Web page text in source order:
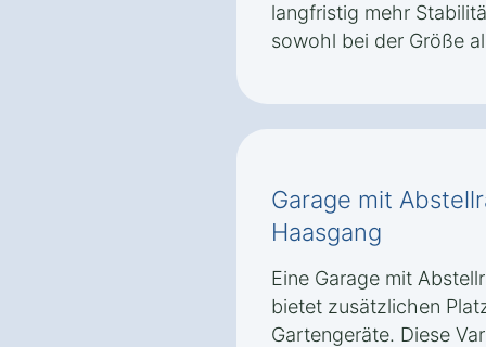
langfristig mehr
sowohl bei der Größe
Garage mit
Haasgang
Eine Garage mit
bietet zusätzlichen
Gartengeräte. Diese